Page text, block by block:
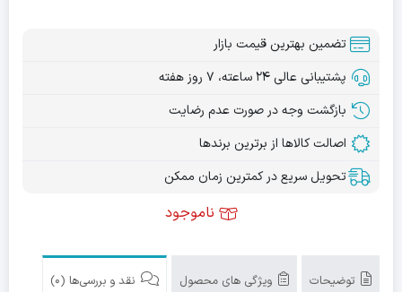
تضمین بهترین قیمت بازار
پشتیبانی عالی ۲۴ ساعته، ۷ روز هفته
بازگشت وجه در صورت عدم رضایت
اصالت کالاها از برترین برندها
تحویل سریع در کمترین زمان ممکن
ناموجود
توضیحات ویژگی های محصول نقد و بررسی‌ها (0)